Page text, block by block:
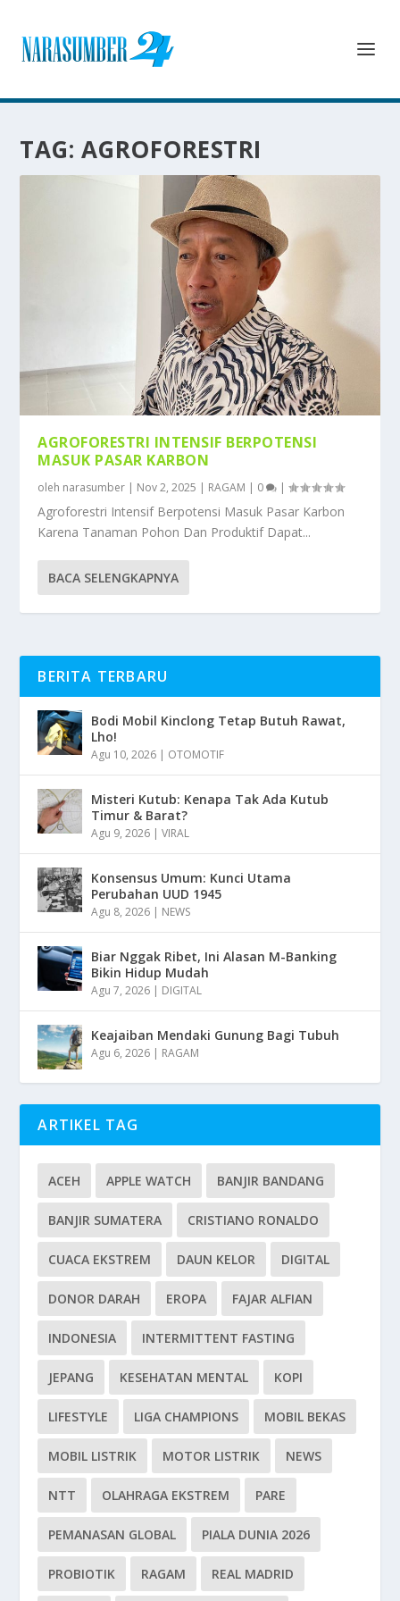
TAG: AGROFORESTRI
AGROFORESTRI INTENSIF BERPOTENSI
MASUK PASAR KARBON
oleh narasumber | Nov 2, 2025 | RAGAM | 0 |
Agroforestri Intensif Berpotensi Masuk Pasar Karbon
Karena Tanaman Pohon Dan Produktif Dapat...
BACA SELENGKAPNYA
BERITA TERBARU
Bodi Mobil Kinclong Tetap Butuh Rawat,
Lho!
Agu 10, 2026 | OTOMOTIF
Misteri Kutub: Kenapa Tak Ada Kutub
Timur & Barat?
Agu 9, 2026 |VIRAL
Konsensus Umum: Kunci Utama
Perubahan UUD 1945
Agu 8, 2026 | NEWS
Biar Nggak Ribet, Ini Alasan M-Banking
Bikin Hidup Mudah
Agu 7, 2026 | DIGITAL
Keajaiban Mendaki Gunung Bagi Tubuh
Agu 6, 2026 | RAGAM
ARTIKEL TAG
ACEH APPLE WATCH BANJIR BANDANG
BANJIR SUMATERA CRISTIANO RONALDO
CUACA EKSTREM DAUN KELOR DIGITAL
DONOR DARAH EROPA FAJAR ALFIAN
INDONESIA INTERMITTENT FASTING
JEPANG KESEHATAN MENTAL KOPI
LIFESTYLE LIGA CHAMPIONS MOBIL BEKAS
MOBIL LISTRIK MOTOR LISTRIK NEWS
NTT OLAHRAGA EKSTREM PARE
PEMANASAN GLOBAL PIALA DUNIA 2026
PROBIOTIK RAGAM REAL MADRID